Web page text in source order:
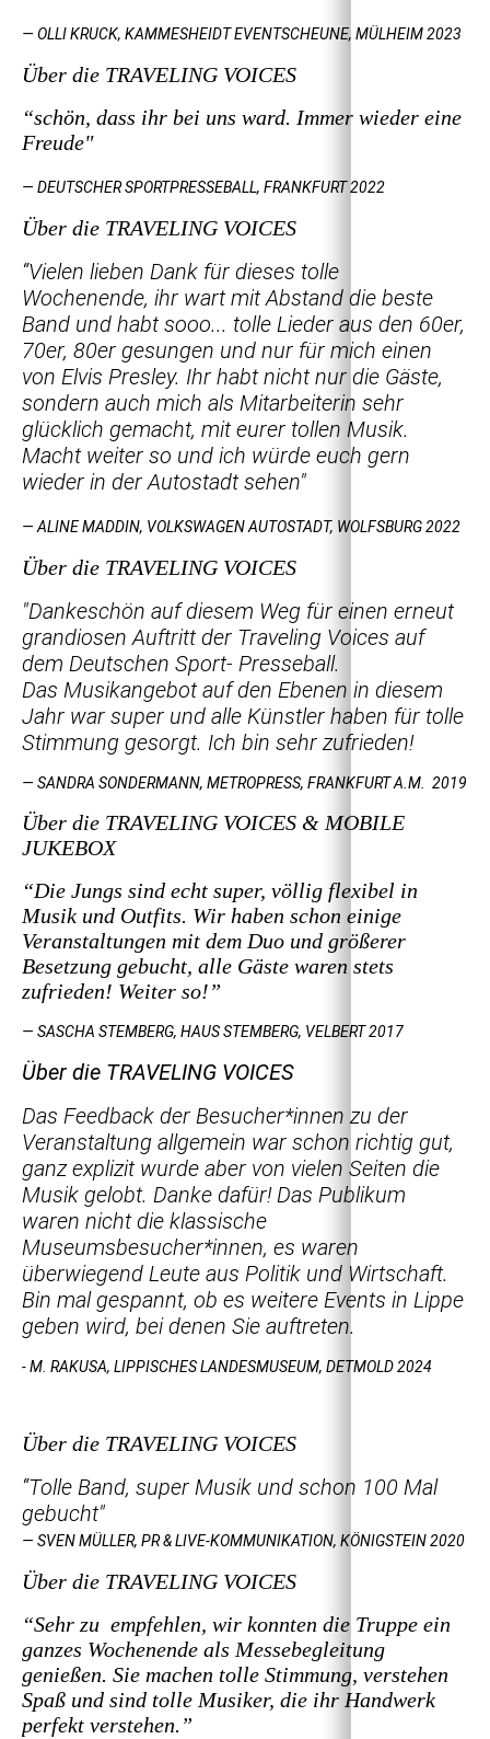
— OLLI KRUCK, KAMMESHEIDT EVENTSCHEUNE, MÜLHEIM 2023
Über die TRAVELING VOICES
“schön, dass ihr bei uns ward. Immer wieder eine
Freude"
— DEUTSCHER SPORTPRESSEBALL, FRANKFURT 2022
Über die TRAVELING VOICES
“Vielen lieben Dank für dieses tolle
Wochenende, ihr wart mit Abstand die beste
Band und habt sooo... tolle Lieder aus den 60er,
70er, 80er gesungen und nur für mich einen
von Elvis Presley. Ihr habt nicht nur die Gäste,
sondern auch mich als Mitarbeiterin sehr
glücklich gemacht, mit eurer tollen Musik.
Macht weiter so und ich würde euch gern
wieder in der Autostadt sehen"
— ALINE MADDIN, VOLKSWAGEN AUTOSTADT, WOLFSBURG 2022
Über die TRAVELING VOICES
"Dankeschön auf diesem Weg für einen erneut
grandiosen Auftritt der Traveling Voices auf
dem Deutschen Sport- Presseball.
Das Musikangebot auf den Ebenen in diesem
Jahr war super und alle Künstler haben für tolle
Stimmung gesorgt. Ich bin sehr zufrieden!
— SANDRA SONDERMANN, METROPRESS, FRANKFURT A.M. 2019
Über die TRAVELING VOICES & MOBILE
JUKEBOX
“Die Jungs sind echt super, völlig flexibel in
Musik und Outfits. Wir haben schon einige
Veranstaltungen mit dem Duo und größerer
Besetzung gebucht, alle Gäste waren stets
zufrieden! Weiter so!”
— SASCHA STEMBERG, HAUS STEMBERG, VELBERT 2017
Über die TRAVELING VOICES
Das Feedback der Besucher*innen zu der
Veranstaltung allgemein war schon richtig gut,
ganz explizit wurde aber von vielen Seiten die
Musik gelobt. Danke dafür! Das Publikum
waren nicht die klassische
Museumsbesucher*innen, es waren
überwiegend Leute aus Politik und Wirtschaft.
Bin mal gespannt, ob es weitere Events in Lippe
geben wird, bei denen Sie auftreten.
- M. RAKUSA, LIPPISCHES LANDESMUSEUM, DETMOLD 2024
Über die TRAVELING VOICES
“Tolle Band, super Musik und schon 100 Mal
gebucht"
— SVEN MÜLLER, PR & LIVE-KOMMUNIKATION, KÖNIGSTEIN 2020
Über die TRAVELING VOICES
“Sehr zu empfehlen, wir konnten die Truppe ein
ganzes Wochenende als Messebegleitung
genießen. Sie machen tolle Stimmung, verstehen
Spaß und sind tolle Musiker, die ihr Handwerk
perfekt verstehen.”